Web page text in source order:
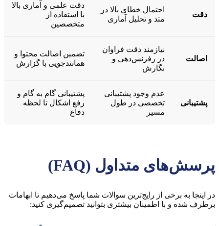
دقت
احتمال خطای بالا در
متد و تحلیل آماری
دقت علمی و آماری بالا
با استفاده از
متخصصین
اصالت
نیازمند دقت فراوان
در رفرنس‌دهی و
نگارش
تضمین اصالت محتوا و
همانندجویی با گزارش
پشتیبانی
عدم وجود پشتیبانی
تخصصی در طول
مسیر
پشتیبانی گام به گام و
رفع اشکال تا لحظه
دفاع
پرسش‌های متداول (FAQ)
در اینجا به برخی از رایج‌ترین سوالات شما پاسخ می‌دهیم تا ابهامات
برطرف شده و با اطمینان بیشتری بتوانید تصمیم‌گیری کنید: